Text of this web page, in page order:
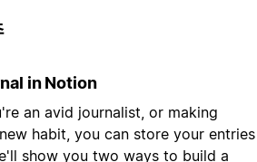
in Notion
an avid journalist, or making
habit, you can store your entries
show you two ways to build a